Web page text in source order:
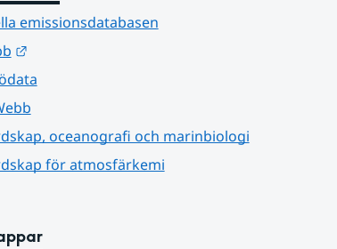
emissionsdatabasen
Länk till annan webbplats.
oceanografi och marinbiologi
för atmosfärkemi